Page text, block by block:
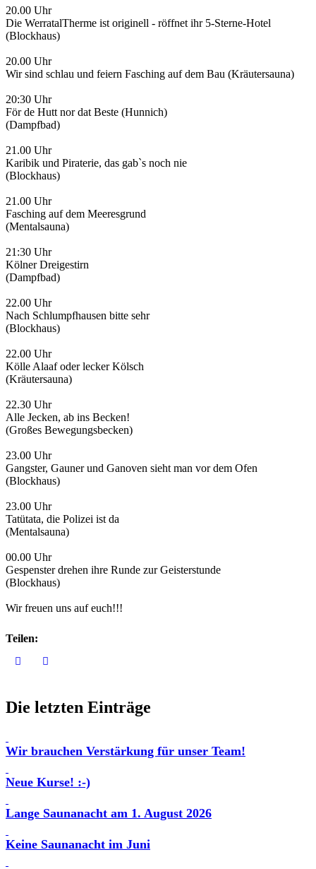
20.00 Uhr
Die WerratalTherme ist originell - röffnet ihr 5-Sterne-Hotel
(Blockhaus)
20.00 Uhr
Wir sind schlau und feiern Fasching auf dem Bau (Kräutersauna)
20:30 Uhr
För de Hutt nor dat Beste (Hunnich)
(Dampfbad)
21.00 Uhr
Karibik und Piraterie, das gab`s noch nie
(Blockhaus)
21.00 Uhr
Fasching auf dem Meeresgrund
(Mentalsauna)
21:30 Uhr
Kölner Dreigestirn
(Dampfbad)
22.00 Uhr
Nach Schlumpfhausen bitte sehr
(Blockhaus)
22.00 Uhr
Kölle Alaaf oder lecker Kölsch
(Kräutersauna)
22.30 Uhr
Alle Jecken, ab ins Becken!
(Großes Bewegungsbecken)
23.00 Uhr
Gangster, Gauner und Ganoven sieht man vor dem Ofen
(Blockhaus)
23.00 Uhr
Tatütata, die Polizei ist da
(Mentalsauna)
00.00 Uhr
Gespenster drehen ihre Runde zur Geisterstunde
(Blockhaus)
Wir freuen uns auf euch!!!
Teilen:
Die letzten Einträge
Wir brauchen Verstärkung für unser Team!
Neue Kurse! :-)
Lange Saunanacht am 1. August 2026
Keine Saunanacht im Juni